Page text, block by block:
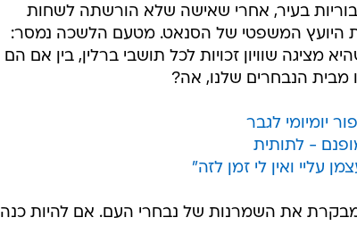
בעיר, אחרי שאישה שלא הורשתה לשחות
היועץ המשפטי של הסנאט. מטעם הלשכה נמסר:
שוויון זכויות לכל תושבי ברלין, בין אם הם
מבית הנבחרים שלנו, אה?
יומיומי לגבר
- לתותית
עליי ואין לי זמן לזה"
את השמרנות של נבחרי העם. אם להיות כנה